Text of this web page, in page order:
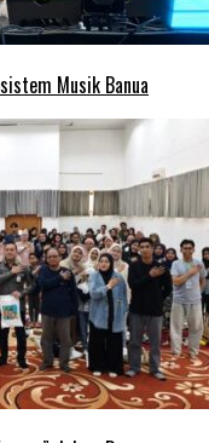
Musik Banua